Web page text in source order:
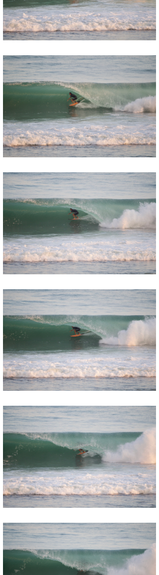
喜納海人
KID
KOBU
MIN
mitz
S.K
Soulman
VAGY
waka☆=
YUKI☆
たっちー
ハンマー
まっきー
三輪予報士
小川予報士
上條将美
唐澤予報士
ゴン
米山予報士
予報士 hiro.
banpaku
chappy
Romisea